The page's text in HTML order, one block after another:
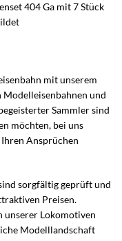
404 Ga mit 7 Stück
mit unserem
und
Sammler sind
möchten, bei uns
Ansprüchen
sorgfältig geprüft und
Preisen.
unserer Lokomotiven
Modelllandschaft